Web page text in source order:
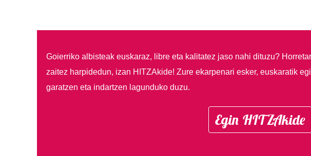
Goierriko albisteak euskaraz, libre eta kalitatez jaso nahi dituzu?
zaitez harpidedun, izan HITZAkide! Zure ekarpenari esker, euskaratik
garatzen eta indartzen lagunduko duzu.
Egin HITZAkide